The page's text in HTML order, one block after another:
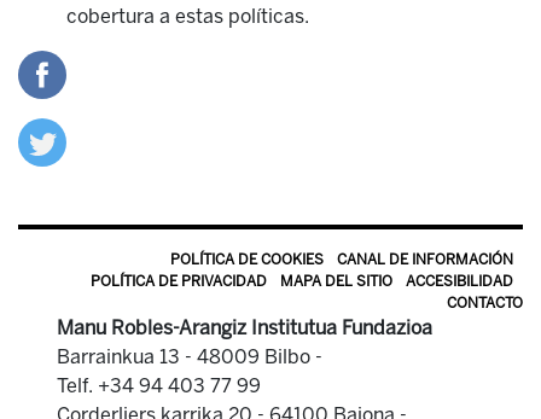
cobertura a estas políticas.
POLÍTICA DE COOKIES
CANAL DE INFORMACIÓN
POLÍTICA DE PRIVACIDAD
MAPA DEL SITIO
ACCESIBILIDAD
CONTACTO
Manu Robles-Arangiz Institutua Fundazioa
Barrainkua 13 - 48009 Bilbo -
Telf. +34 94 403 77 99